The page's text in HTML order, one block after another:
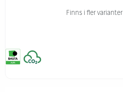
Finns i fler varianter